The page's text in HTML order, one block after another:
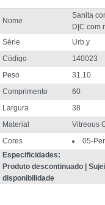
Nome
Sanita
D|C com
Série
Urb.y
Código
140023
Peso
31.10
Comprimento
60
Largura
38
Material
Vitreous
Cores
05-
Especificidades:
Produto descontinuado |
disponibilidade